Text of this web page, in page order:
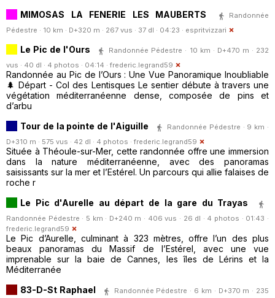
MIMOSAS LA FENERIE LES MAUBERTS
Randonnée
Pédestre · 10 km · D+320 m · 267 vus · 37 dl · 04:23 · espritvizzari
Le Pic de l'Ours
Randonnée Pédestre · 10 km · D+470 m · 232
vus · 40 dl · 4 photos · 04:14 · frederic.legrand59
Randonnée au Pic de l’Ours : Une Vue Panoramique Inoubliable
🌲 Départ - Col des Lentisques Le sentier débute à travers une
végétation méditerranéenne dense, composée de pins et
d’arbu
Tour de la pointe de l'Aiguille
Randonnée Pédestre · 9 km ·
D+310 m · 575 vus · 42 dl · 4 photos · frederic.legrand59
Située à Théoule-sur-Mer, cette randonnée offre une immersion
dans la nature méditerranéenne, avec des panoramas
saisissants sur la mer et l’Estérel. Un parcours qui allie falaises de
roche r
Le Pic d'Aurelle au départ de la gare du Trayas
Randonnée Pédestre · 5 km · D+240 m · 406 vus · 26 dl · 4 photos · 01:43 ·
frederic.legrand59
Le Pic d’Aurelle, culminant à 323 mètres, offre l’un des plus
beaux panoramas du Massif de l’Estérel, avec une vue
imprenable sur la baie de Cannes, les îles de Lérins et la
Méditerranée
83-D-St Raphael
Randonnée Pédestre · 6 km · D+370 m · 235